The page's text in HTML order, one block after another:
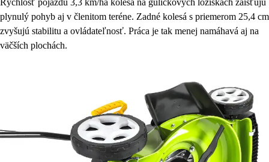
Rýchlosť pojazdu 3,3 km/ha kolesá na guličkových ložiskách zaisťujú
plynulý pohyb aj v členitom teréne. Zadné kolesá s priemerom 25,4 cm
zvyšujú stabilitu a ovládateľnosť. Práca je tak menej namáhavá aj na
väčších plochách.